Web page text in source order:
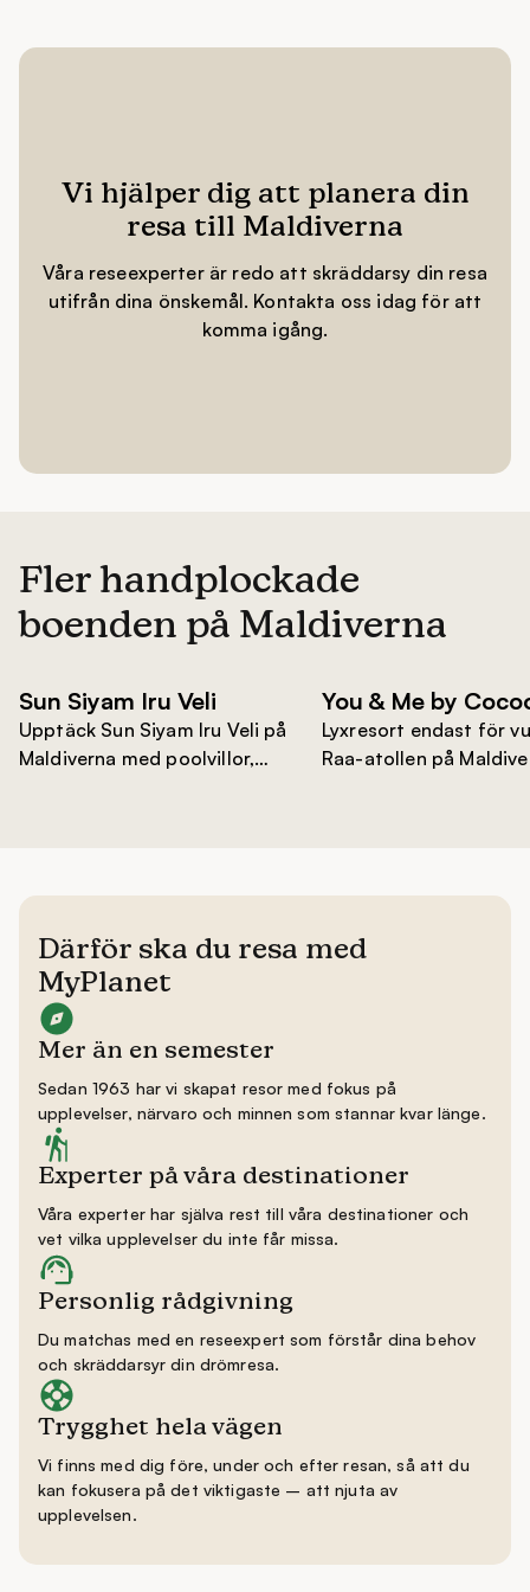
Vi hjälper dig att planera din
resa till Maldiverna
Våra reseexperter är redo att skräddarsy din resa
utifrån dina önskemål. Kontakta oss idag för att
komma igång.
Fler handplockade
boenden på Maldiverna
Därför ska du resa med
MyPlanet
Mer än en semester
Sedan 1963 har vi skapat resor med fokus på
upplevelser, närvaro och minnen som stannar kvar länge.
Experter på våra destinationer
Våra experter har själva rest till våra destinationer och
vet vilka upplevelser du inte får missa.
Personlig rådgivning
Du matchas med en reseexpert som förstår dina behov
och skräddarsyr din drömresa.
Trygghet hela vägen
Vi finns med dig före, under och efter resan, så att du
kan fokusera på det viktigaste – att njuta av
upplevelsen.